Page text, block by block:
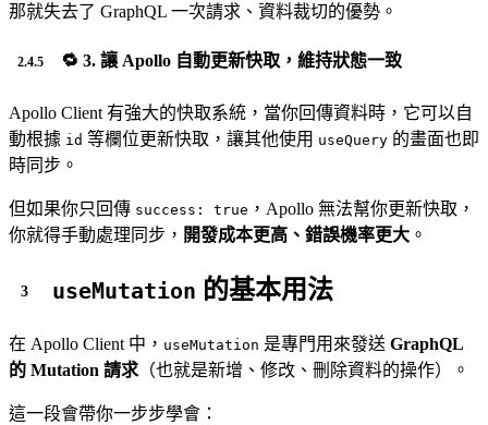
那就失去了 GraphQL 一次請求、資料裁切的優勢。
🔁 3. 讓 Apollo 自動更新快取，維持狀態一致
Apollo Client 有強大的快取系統，當你回傳資料時，它可以自
動根據 id 等欄位更新快取，讓其他使用 useQuery 的畫面也即
時同步。
但如果你只回傳 success: true ，Apollo 無法幫你更新快取，
你就得手動處理同步， 開發成本更高、錯誤機率更大 。
useMutation 的基本用法
在 Apollo Client 中， useMutation 是專門用來發送 GraphQL
的 Mutation 請求 （也就是新增、修改、刪除資料的操作）。
這一段會帶你一步步學會：